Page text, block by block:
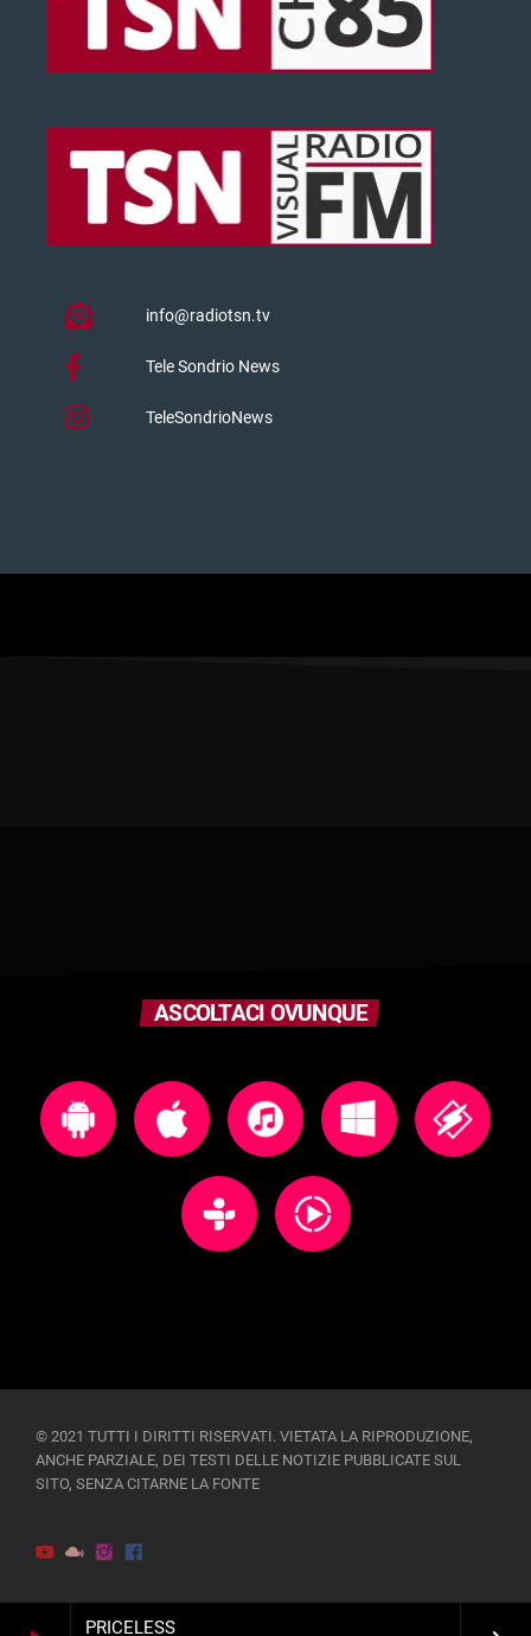
PRICELESS
info@radiotsn.tv
Tele Sondrio News
TeleSondrioNews
ASCOLTACI OVUNQUE
© 2021 TUTTI I DIRITTI RISERVATI. VIETATA LA RIPRODUZIONE,
ANCHE PARZIALE, DEI TESTI DELLE NOTIZIE PUBBLICATE SUL
SITO, SENZA CITARNE LA FONTE